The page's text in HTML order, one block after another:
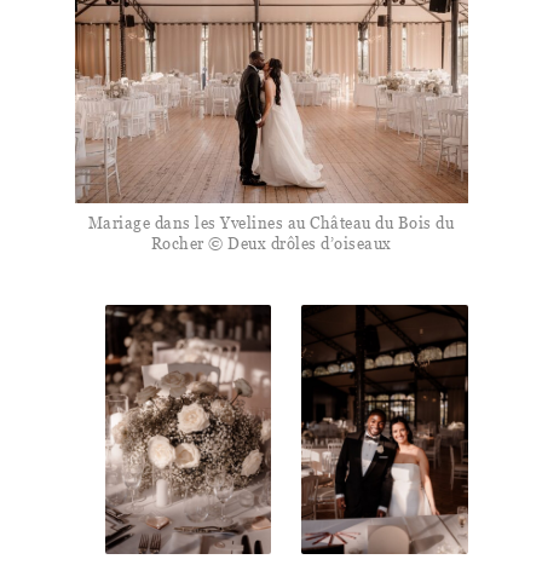
Mariage dans les Yvelines au Château du Bois du
Rocher © Deux drôles d’oiseaux